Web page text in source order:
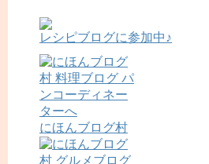
レシピブログに参加中♪
にほんブログ村